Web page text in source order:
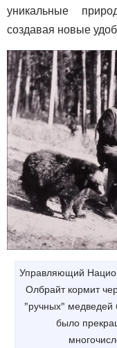
уникальные
создавая новые
Управляющий
Олбрайт кормит
"ручных" медведей
было